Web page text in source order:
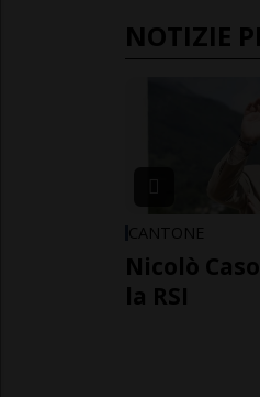
NOTIZIE
CANTONE
Nicolò
la RSI